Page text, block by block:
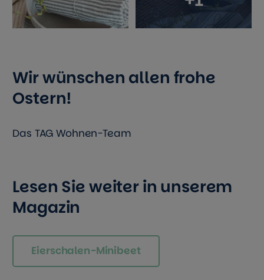
Wir wünschen allen frohe
Ostern!
Das TAG Wohnen-Team
Lesen Sie weiter in unserem
Magazin
Eierschalen-Minibeet